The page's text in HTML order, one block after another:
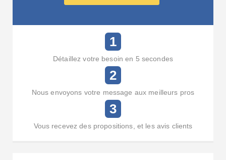
1
Détaillez votre besoin en 5 secondes
2
Nous envoyons votre message aux meilleurs pros
3
Vous recevez des propositions, et les avis clients